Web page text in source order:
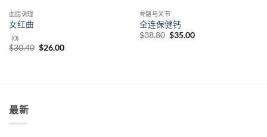
血脂调理
女红曲
(0)
$30.40 原
$26.00当
骨骼与关节
全连保健钙
$38.80 原
$35.00当
最新